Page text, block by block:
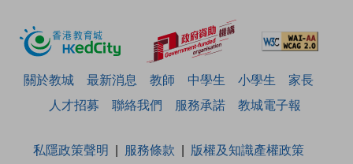
關於教城 最新消息 教師 中學生 小學生
家長
人才招募
聯絡我們 服務承諾 教城電子報
私隱政策聲明 服務條款
版權及知識產權政策